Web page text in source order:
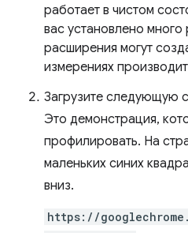
работает в чистом
вас установлено
расширения могут
измерениях
Загрузите следующую
Это демонстрация,
профилировать. На
маленьких синих
вниз.
https://